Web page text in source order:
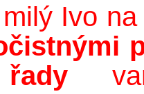
Ivo
řady